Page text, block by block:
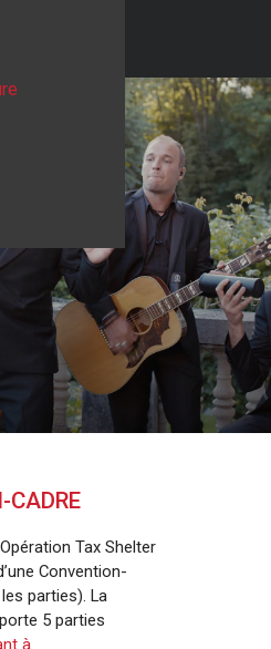
CADRE
Tax Shelter
Convention-
parties). La
5 parties
à